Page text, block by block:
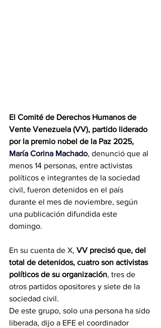
El Comité de Derechos Humanos de
Vente Venezuela (VV), partido liderado
por la premio nobel de la Paz 2025,
María Corina Machado, denunció que al
menos 14 personas, entre activistas
políticos e integrantes de la sociedad
civil, fueron detenidos en el país
durante el mes de noviembre, según
una publicación difundida este
domingo.
En su cuenta de X, VV precisó que, del
total de detenidos, cuatro son activistas
políticos de su organización, tres de
otros partidos opositores y siete de la
sociedad civil.
De este grupo, solo una persona ha sido
liberada, dijo a EFE el coordinador